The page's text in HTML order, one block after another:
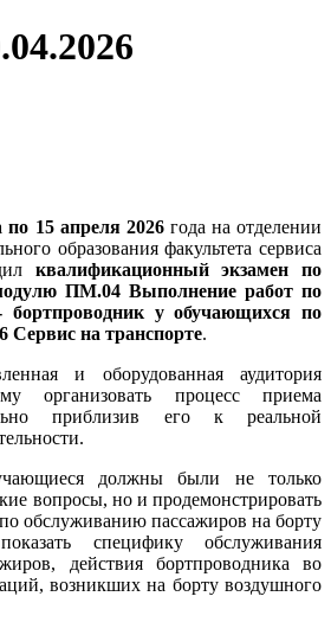
по 15 апреля 2026года на отделении
образования факультета сервиса
квалификационный экзамен по
ПМ.04 Выполнение работ по
бортпроводник у обучающихся по
Сервис на транспорте.
и оборудованная аудитория
организовать процесс приема
приблизив его к реальной
должны были не только
вопросы, но и продемонстрировать
обслуживанию пассажиров на борту
специфику обслуживания
действия бортпроводника во
возникших на борту воздушного